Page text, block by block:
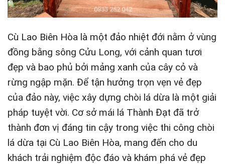
Cù Lao Biên Hòa là một đảo nhiệt đới nằm ở vùng
đồng bằng sông Cửu Long, với cảnh quan tươi
đẹp và bao phủ bởi mảng xanh của cây cỏ và
rừng ngập mặn. Để tận hưởng trọn vẹn vẻ đẹp
của đảo này, việc xây dựng chòi lá dừa là một giải
pháp tuyệt vời. Cơ sở mái lá Thành Đạt đã trở
thành đơn vị đáng tin cậy trong việc thi công chòi
lá dừa tại Cù Lao Biên Hòa, mang đến cho du
khách trải nghiệm độc đáo và khám phá vẻ đẹp